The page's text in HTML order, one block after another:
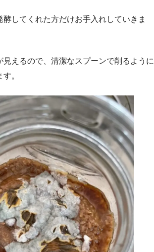
酵してくれた方だけお手入れしていきま
見えるので、清潔なスプーンで削るように
。